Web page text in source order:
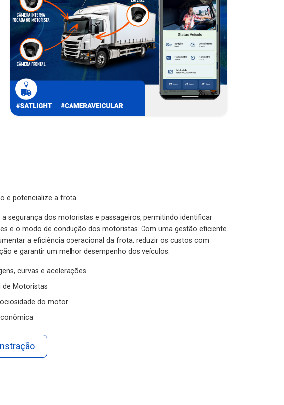
e potencialize a frota.
segurança dos motoristas e passageiros, permitindo identificar
e o modo de condução dos motoristas. Com uma gestão eficiente
a eficiência operacional da frota, reduzir os custos com
e garantir um melhor desempenho dos veículos.
curvas e acelerações
Motoristas
do motor